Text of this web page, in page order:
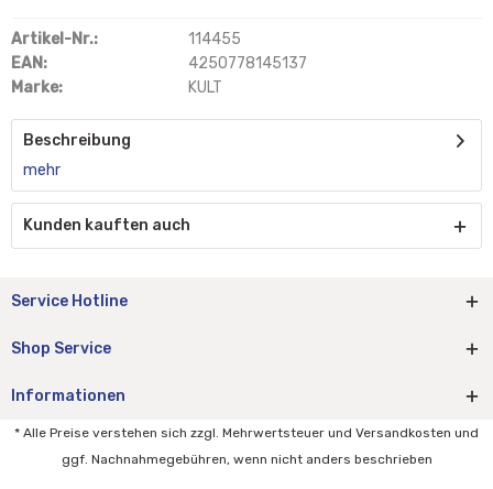
Artikel-Nr.:
114455
EAN:
4250778145137
Marke:
KULT
Beschreibung
mehr
Kunden kauften auch
Service Hotline
Shop Service
Informationen
* Alle Preise verstehen sich zzgl. Mehrwertsteuer und Versandkosten und
ggf. Nachnahmegebühren, wenn nicht anders beschrieben